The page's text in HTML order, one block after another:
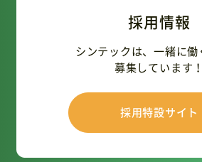
採用情報
シンテックは、一緒に働
募集しています！
採用特設サイト